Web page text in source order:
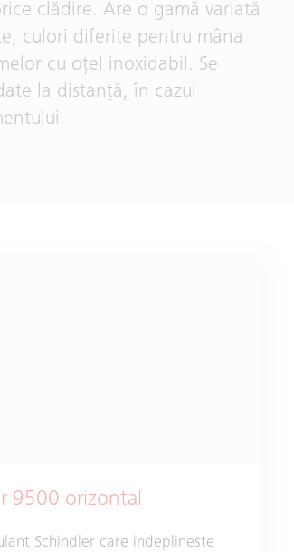
clădire. Are o gamă variată
culori diferite pentru mâna
cu oţel inoxidabil. Se
la distanţă, în cazul
9500 orizontal
Schindler care indeplineste